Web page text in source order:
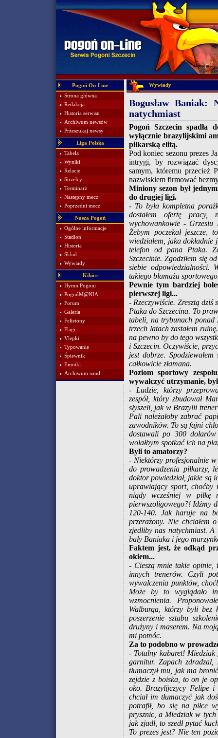
Pogoń On-Line
Strona główna
Redakcja
Historia serwisu
Archiwum newsów
Przeszukaj newsy
Liga Polska
Tabela
Wyniki
Relacje
Strzelcy
Terminarz
Następny mecz
Poprzedni mecz
Nasza Pogoń
Ogólne informacje
Stadion
Historia
Skład
Wywiady
Kibice
Hymn Pogoni
PogońM@NIA
Forum
Galeria
Felietony
Flagi
Vlepki
Typowanie
Śpiewnik
Emotki
Archiwum sond
Wywiady
Bogusław
natychmiast
Pogoń Szczecin
wyłącznie brazylijskimi
piłkarską elitą.
Pod koniec sezonu prezes
intrygi, by rozwiązać
samym, któremu przecież
nazwiskiem firmować
Miniony sezon był
do drugiej ligi.
- To była kompletna
dostałem ofertę pracy,
wychowankowie -
Żebym poczekał jeszcze,
wiedziałem, jaka
telefon od pana Ptaka.
Szczecinie. Zgodziłem się
siebie odpowiedzialności.
takiego blamażu
Pewnie tym bardziej
pierwszej ligi...
- Rzeczywiście. Zresztą dziś
Ptaka do Szczecina. To
tabeli, na trybunach ponad
trzech latach zastałem
na pewno by do tego
i Szczecin. Oczywiście,
jest dobrze.
całkowicie złamana.
Poziom sportowy
wywalczyć utrzymanie,
- Ludzie, którzy
zespół, który zbudował
słyszeli, jak w Brazylii
Pali należałoby zabrać
zawodników. To są fajni
dostawali po 300 dolarów
wolałbym spotkać ich na
Byli to amatorzy?
- Niektórzy profesjonalnie w
do prowadzenia piłkarzy,
doktor powiedział, jakie są
uprawiający sport, choćby
nigdy wcześniej w
pierwszoligowego?! Idźmy
120-140. Jak haruje na
przerażony. Nie chciałem
zjedliby nas natychmiast. A
bały Baniaka i jego
Faktem jest, że odkąd
okiem...
- Cieszą mnie takie opinie,
innych trenerów. Czyli
wywalczenia punktów,
Może by to wyglądało
wzmocnienia.
Walburga, którzy byli bez
poszerzenie sztabu
drużyny i maserem. Na
mi pomóc.
Za to podobno w
- Totalny kabaret!
garnitur. Zapach
tłumaczył mu, jak ma
zejdzie z boiska, to on je
oko. Brazylijczycy Felipe
chciał im tłumaczyć jak
potrafił, bo się na piłce
prysznic, a Miedziak w
jak zjadł, to szedł pytać
To prezes jest? Nie ten